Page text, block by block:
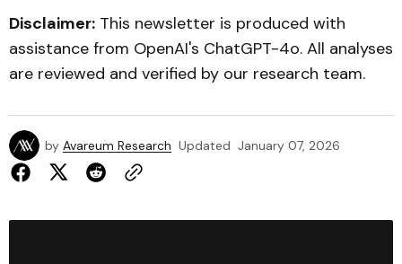
Disclaimer: This newsletter is produced with
assistance from OpenAI's ChatGPT-4o. All analyses
are reviewed and verified by our research team.
by Avareum Research Updated January 07, 2026